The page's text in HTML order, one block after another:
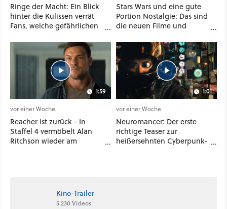
Ringe der Macht: Ein Blick
hinter die Kulissen verrät
Fans, welche gefährlichen
warten
Stars Wars und eine gute
Portion Nostalgie: Das sind
die neuen Filme und
Disney Plus
1:59
vor einer Woche
Reacher ist zurück - In
Staffel 4 vermöbelt Alan
Ritchson wieder am
1:01
vor einer Woche
Neuromancer: Der erste
richtige Teaser zur
heißersehnten Cyberpunk-
Kino-Trailer
5.230 Videos